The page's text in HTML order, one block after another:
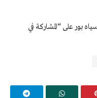
بور على “المشاركة في